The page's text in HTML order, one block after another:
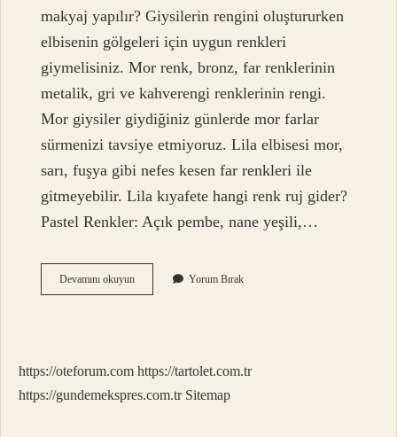
makyaj yapılır? Giysilerin rengini oluştururken
elbisenin gölgeleri için uygun renkleri
giymelisiniz. Mor renk, bronz, far renklerinin
metalik, gri ve kahverengi renklerinin rengi.
Mor giysiler giydiğiniz günlerde mor farlar
sürmenizi tavsiye etmiyoruz. Lila elbisesi mor,
sarı, fuşya gibi nefes kesen far renkleri ile
gitmeyebilir. Lila kıyafete hangi renk ruj gider?
Pastel Renkler: Açık pembe, nane yeşili,…
Devamını okuyunLila
Elbiseye
Yorum Bırak
https://oteforum.com https://tartolet.com.tr
https://gundemekspres.com.tr Sitemap